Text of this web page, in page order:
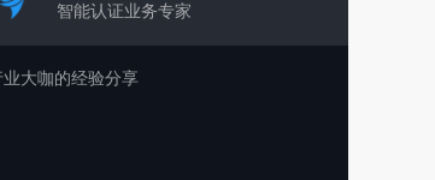
智能认证业务专家
业大咖的经验分享